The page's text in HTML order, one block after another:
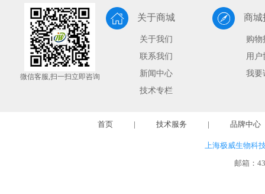
微信客服,扫一扫立即咨询
关于商城
关于我们
联系我们
新闻中心
技术专栏
商城
购物
用户
我要
首页 | 技术服务 | 品牌中心
上海极威生物科
邮箱：